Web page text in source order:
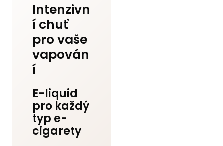
Intenzivn
í chuť
pro vaše
vapován
í
E-liquid
pro každý
typ e-
cigarety